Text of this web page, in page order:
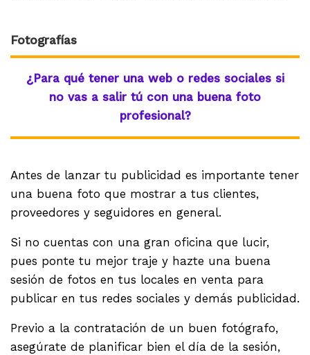
Fotografías
¿Para qué tener una web o redes sociales si
no vas a salir tú con una buena foto
profesional?
Antes de lanzar tu publicidad es importante tener
una buena foto que mostrar a tus clientes,
proveedores y seguidores en general.
Si no cuentas con una gran oficina que lucir,
pues ponte tu mejor traje y hazte una buena
sesión de fotos en tus locales en venta para
publicar en tus redes sociales y demás publicidad.
Previo a la contratación de un buen fotógrafo,
asegúrate de planificar bien el día de la sesión,